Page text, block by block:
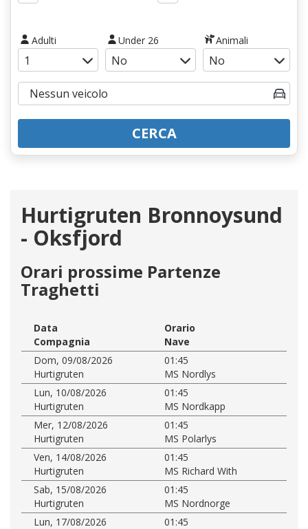
Adulti Under 26 Animali
CERCA
Hurtigruten Bronnoysund
- Oksfjord
Orari prossime Partenze
Traghetti
Data
Orario
Compagnia
Nave
Dom, 09/08/2026
01:45
Hurtigruten
MS Nordlys
Lun, 10/08/2026
01:45
Hurtigruten
MS Nordkapp
Mer, 12/08/2026
01:45
Hurtigruten
MS Polarlys
Ven, 14/08/2026
01:45
Hurtigruten
MS Richard With
Sab, 15/08/2026
01:45
Hurtigruten
MS Nordnorge
Lun, 17/08/2026
01:45